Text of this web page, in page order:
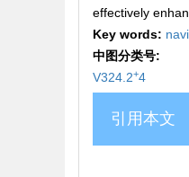
effectively
Key words:
中图分类号:
V324.2+4
引用本文